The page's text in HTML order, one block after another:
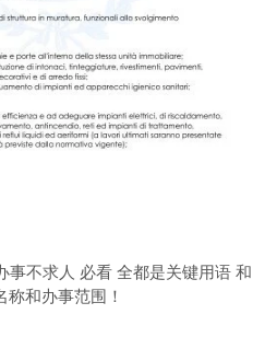
事不求人 必看 全都是关键用语 和
称和办事范围！